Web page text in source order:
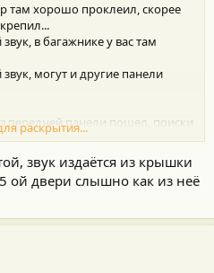
там хорошо проклеил, скорее
в багажнике у вас там
могут и другие панели
передней панели пошел, поиски
под ней 10 рублей
по нашим ровным дорогам шел
что он совершенно не оттуда...
раскрытия...
звук издаётся из крышки
ой двери слышно как из неё